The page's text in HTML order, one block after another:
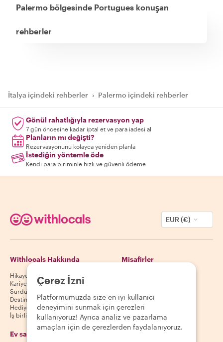
Palermo bölgesinde Portugues konuşan
rehberler
İtalya içindeki rehberler › Palermo içindeki rehberler
Gönül rahatlığıyla rezervasyon yap
7 gün öncesine kadar iptal et ve para iadesi al
Planların mı değişti?
Rezervasyonunu kolayca yeniden planla
İstediğin yöntemle öde
Kendi para biriminle hızlı ve güvenli ödeme
EUR (€)
Withlocals Hakkında
Hikayemiz
Kariyer
Sürdürülebilirlik
Destinasyonlar
Hediye kuponları
İş birliği yap
Misafirler
Ev sahipleri Uygulamamızı indir
Çerez İzni
Platformumuzda size en iyi kullanıcı
deneyimini sunmak için çerezleri
kullanıyoruz! Ayrıca analiz ve pazarlama
amaçları için de çerezlerden faydalanıyoruz.